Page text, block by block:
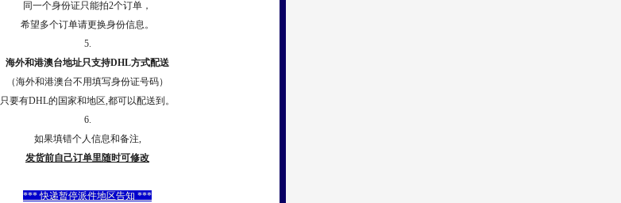
同一个身份证只能拍2个订单，
希望多个订单请更换身份信息。
5.
海外和港澳台地址只支持DHL方式配送
（海外和港澳台不用填写身份证号码）
只要有DHL的国家和地区,都可以配送到。
6.
如果填错个人信息和备注,
发货前自己订单里随时可修改
*** 快递暂停派件地区告知 ***